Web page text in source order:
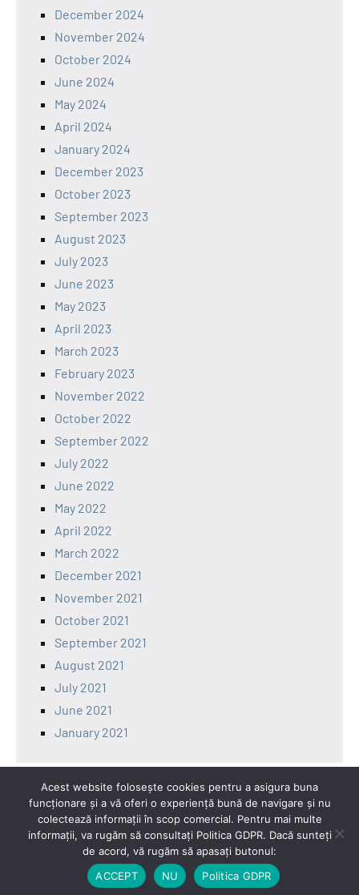
December 2024
November 2024
October 2024
June 2024
May 2024
April 2024
January 2024
December 2023
October 2023
September 2023
August 2023
July 2023
June 2023
May 2023
April 2023
March 2023
February 2023
November 2022
October 2022
September 2022
July 2022
June 2022
May 2022
April 2022
March 2022
December 2021
November 2021
October 2021
September 2021
August 2021
July 2021
June 2021
January 2021
Contact
facebookmail mobile
Acest website folosește cookies pentru a asigura buna
funcționare și a vă oferi o experiență bună de navigare și nu
colectează informații în scop comercial. Pentru mai multe
informații, va rugăm să consultați Politica GDPR. Dacă sunteți
de acord, vă rugăm să apasați butonul:
ACCEPT
NU Politica GDPR